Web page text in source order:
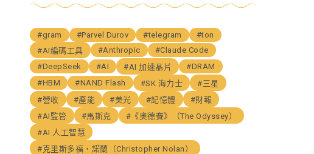
#gram #Parvel Durov #telegram
#ton
#AI編碼工具
#Anthropic
#Claude Code
#DeepSeek
#AI #AI 加速晶片
#DRAM
#HBM
#NAND Flash #SK 海力士
#三星
#營收
#產能 #美光 #記憶體
#財報
#AI監管
#馬斯克
#《奧德賽》（The Odyssey）
#AI 人工智慧
#克里斯多福・諾蘭（Christopher Nolan）